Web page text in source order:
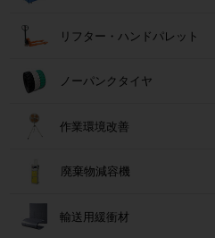
リフター・ハンドパレット
ノーパンクタイヤ
作業環境改善
廃棄物減容機
輸送用緩衝材